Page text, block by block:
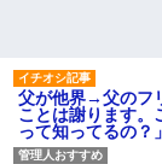
父が他界→父のフ
ことは謝ります
って知ってるの